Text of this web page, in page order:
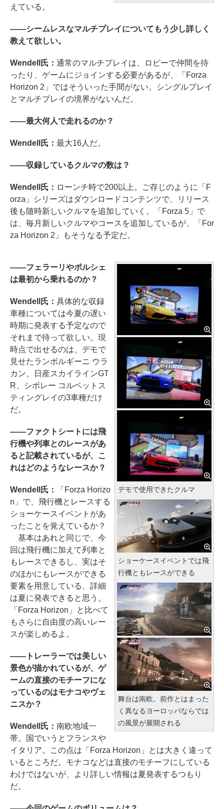
えている。
――シームレスなマルチプレイについてもう少し詳しく
教えて欲しい。
Wendell氏： 通常のマルチプレイは、ロビーで仲間を待
ったり、ゲームにジョインする必要があるが、「Forza
Horizon 2」ではそういった手間がない。シングルプレイ
とマルチプレイの境界がないんだ。
――最大何人で走れるのか？
Wendell氏： 最大16人だ。
――収録しているクルマの数は？
Wendell氏： ローンチ時で200以上。ご存じのように「F
orza」シリーズはダウンロードコンテンツで、リリース
後も随時新しいクルマを追加していく。「Forza 5」で
は、毎月新しいクルマやコースを追加しているが、「For
za Horizon 2」もそうなる予定だ。
デモで使用できたクルマ
ショーケースイベントでは飛
行機ともレースができる
舞台は南欧。前作とはまった
く異なるヨーロッパならでは
の風景が展開される
――フェラーリやポルシェ
は最初から乗れるのか？
Wendell氏： 具体的な収録
車種については今夏の遅い
時期に発表する予定なので
それまで待って欲しい。現
時点で出せるのは、デモで
見せたランボルギーニ ウラ
カン、日産スカイラインGT
R、シボレー コルベットス
ティングレイの3車種だけ
だ。
――ファクトシートには飛
行機や列車とのレースがあ
ると記載されているが、こ
れはどのようなレースか？
Wendell氏：
「Forza Horizo
n」で、飛行機とレースする
ショーケースイベントがあ
ったことを覚えているか？
基本はあれと同じで、今
回は飛行機に加えて列車と
もレースできるし、実はそ
のほかにもレースができる
要素を用意している、詳細
は夏に発表できると思う。
「Forza Horizon」と比べて
もさらに自由度の高いレー
スが楽しめるよ。
――トレーラーでは美しい
景色が描かれているが、ゲ
ームの直接のモチーフにな
っているのはモナコやヴェ
ニスか？
Wendell氏： 南欧地域一
帯。国でいうとフランスや
イタリア。この点は「Forza Horizon」とは大きく違って
いるところだ。モナコなどは直接のモチーフにしている
わけではないが、より詳しい情報は夏発表するつもり
だ。